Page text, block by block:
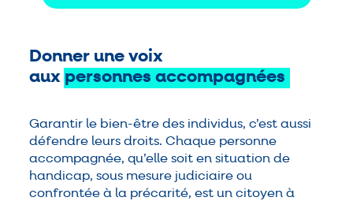
Donner une voix
aux personnes accompagnées
Garantir le bien-être des individus, c’est aussi
défendre leurs droits. Chaque personne
accompagnée, qu’elle soit en situation de
handicap, sous mesure judiciaire ou
confrontée à la précarité, est un citoyen à